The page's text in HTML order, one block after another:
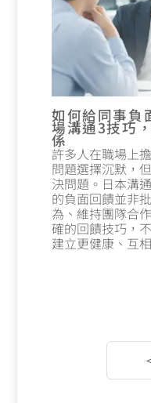
如何給同事負
場溝通3技巧
係
許多人在職場上
問題選擇沉默，
決問題。日本溝
的負面回饋並非
為、維持團隊合
確的回饋技巧，
建立更健康、互